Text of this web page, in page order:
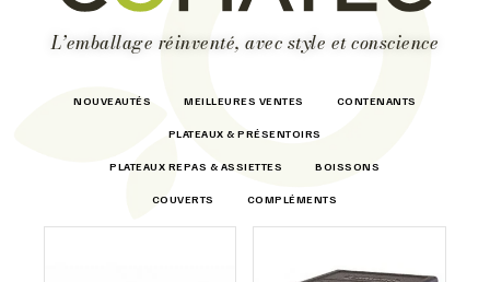
L’emballage réinventé, avec style et conscience
NOUVEAUTÉS MEILLEURES VENTES CONTENANTS
PLATEAUX & PRÉSENTOIRS
PLATEAUX REPAS & ASSIETTES BOISSONS
COUVERTS COMPLÉMENTS